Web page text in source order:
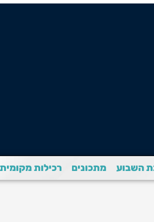
השבוע מתכונים רכילות מקומית